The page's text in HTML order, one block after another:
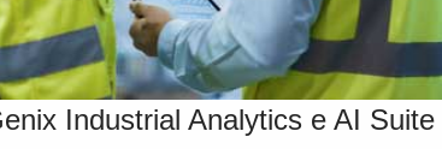
Industrial Analytics e AI Suite